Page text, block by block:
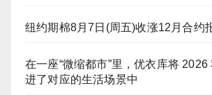
纽约期棉8月7日(周五)收涨12月合约
在一座“微缩都市”里，优衣库将
进了对应的生活场景中